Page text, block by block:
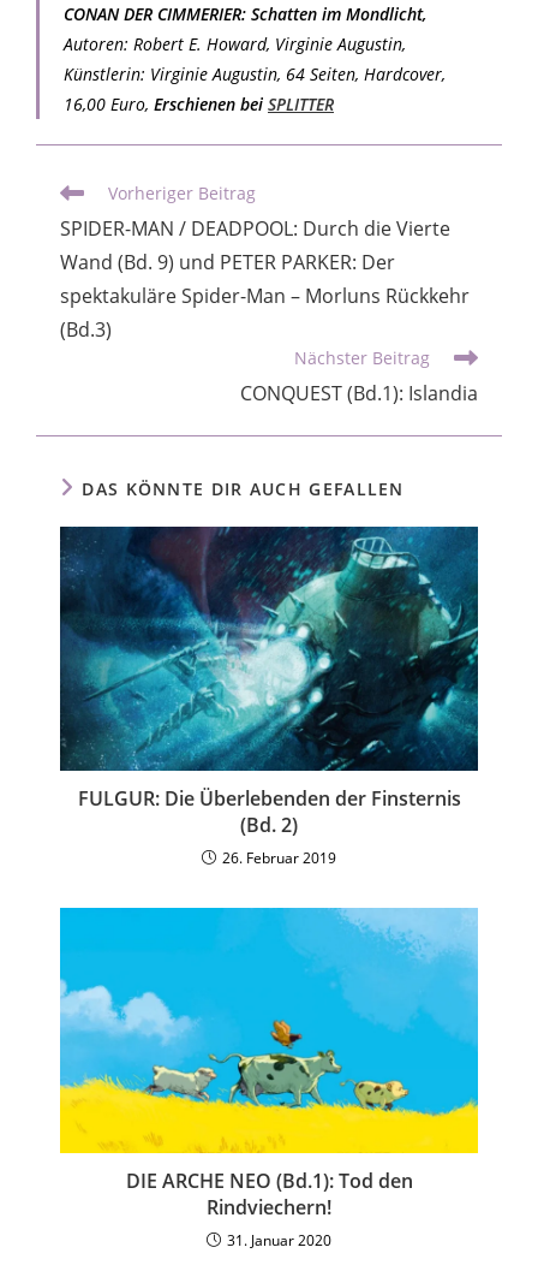
CONAN DER CIMMERIER: Schatten im Mondlicht,
Autoren: Robert E. Howard, Virginie Augustin,
Künstlerin: Virginie Augustin, 64 Seiten, Hardcover,
16,00 Euro, Erschienen bei SPLITTER
Vorheriger Beitrag
SPIDER-MAN / DEADPOOL: Durch die Vierte
Wand (Bd. 9) und PETER PARKER: Der
spektakuläre Spider-Man – Morluns Rückkehr
(Bd.3)
Nächster Beitrag
CONQUEST (Bd.1): Islandia
DAS KÖNNTE DIR AUCH GEFALLEN
FULGUR: Die Überlebenden der Finsternis
(Bd. 2)
26. Februar 2019
DIE ARCHE NEO (Bd.1): Tod den
Rindviechern!
31. Januar 2020